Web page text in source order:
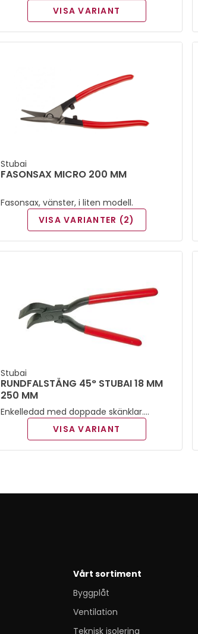
VISA VARIANT
Stubai
FASONSAX MICRO 200 MM
Fasonsax, vänster, i liten modell.
VISA VARIANTER (2)
Stubai
RUNDFALSTÅNG 45° STUBAI 18 MM
250 MM
Enkelledad med doppade skänklar.
Rundfalstång med korta käftar även
kallad näbbtång. Korta böjda käftar medVISA VARIANT
Vårt sortiment
Byggplåt
Ventilation
Teknisk isolering